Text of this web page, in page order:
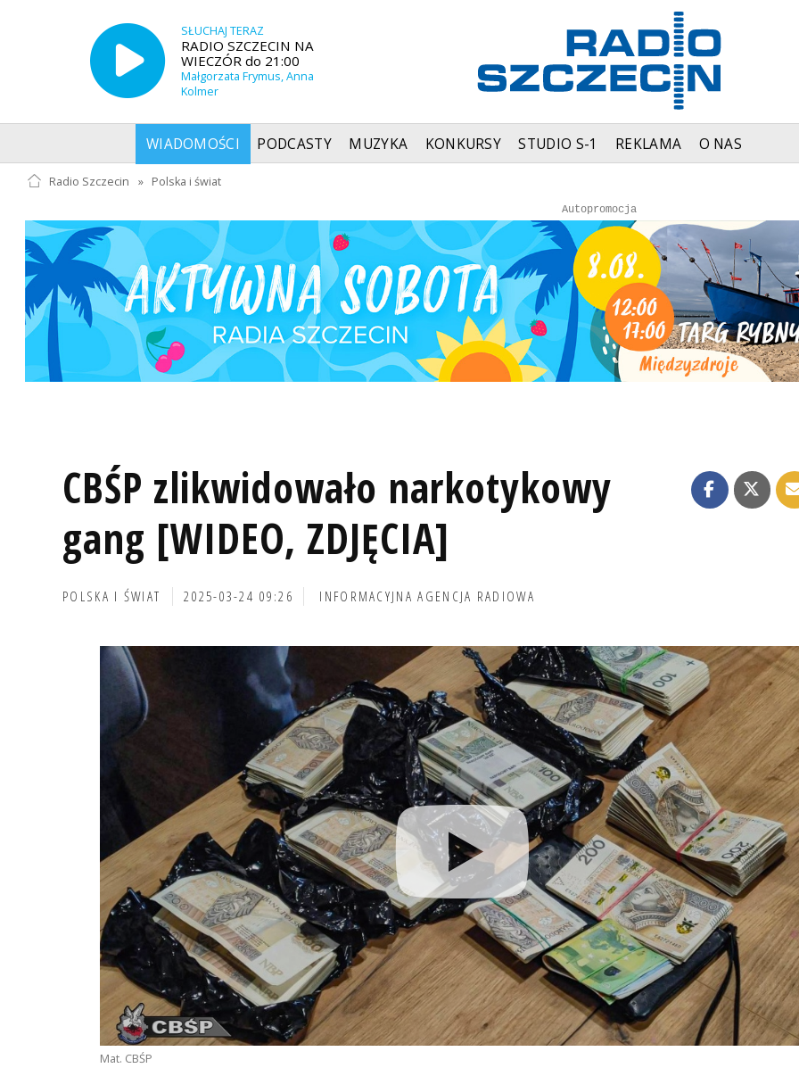
SŁUCHAJ TERAZ
RADIO SZCZECIN NA
WIECZÓR do 21:00
Małgorzata Frymus, Anna
Kolmer
WIADOMOŚCI PODCASTY MUZYKA KONKURSY STUDIO S-1 REKLAMA O NAS
Radio Szczecin » Polska i świat
Autopromocja
Reklama
Autopromocja
CBŚP zlikwidowało narkotykowy
gang [WIDEO, ZDJĘCIA]
POLSKA I ŚWIAT 2025-03-24 09:26 INFORMACYJNA AGENCJA RADIOWA
Mat. CBŚP